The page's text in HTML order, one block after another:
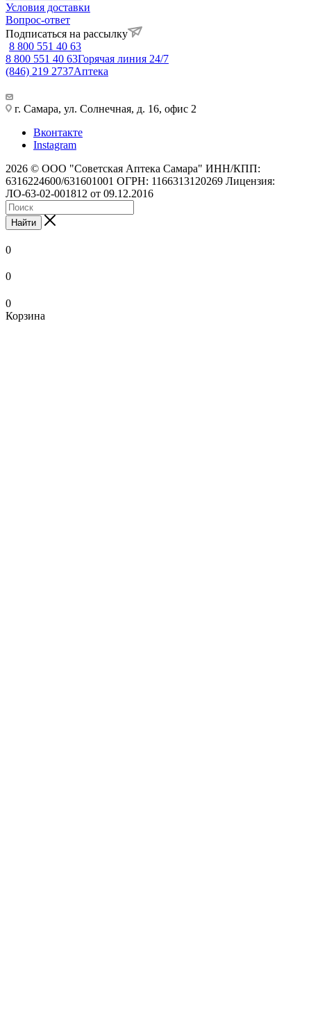
Условия доставки
Вопрос-ответ
Подписаться на рассылку
8 800 551 40 63
8 800 551 40 63Горячая линия 24/7
(846) 219 2737Аптека
г. Самара, ул. Солнечная, д. 16, офис 2
Вконтакте
Instagram
2026 © ООО "Советская Аптека Самара" ИНН/КПП:
6316224600/631601001 ОГРН: 1166313120269 Лицензия:
ЛО-63-02-001812 от 09.12.2016
Найти
0
0
0
Корзина